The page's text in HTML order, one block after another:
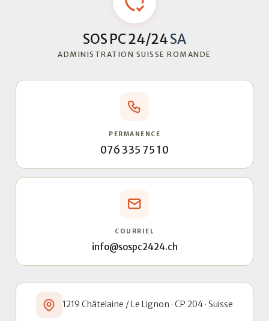
SOS PC 24/24SA
ADMINISTRATION SUISSE ROMANDE
PERMANENCE
076 335 75 10
COURRIEL
info@sospc2424.ch
1219 Châtelaine / Le Lignon · CP 204 · Suisse